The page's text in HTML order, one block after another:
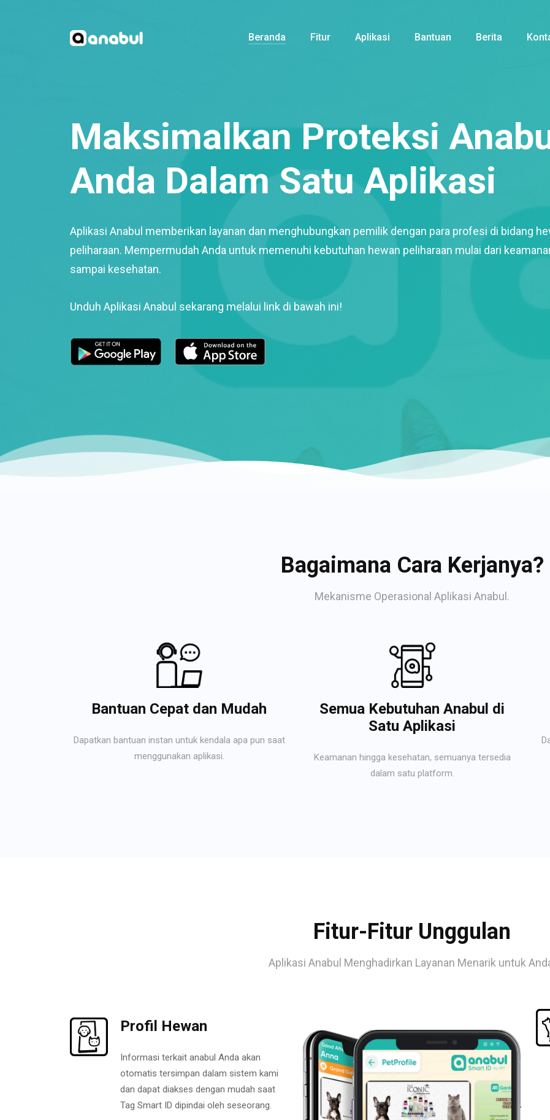
Beranda Fitur Aplikasi Bantuan Berita
Maksimalkan Proteksi
Anda Dalam Satu Aplikasi
Aplikasi Anabul memberikan layanan dan menghubungkan pemilik dengan para profesi di bidang
peliharaan. Mempermudah Anda untuk memenuhi kebutuhan hewan peliharaan mulai dari
sampai kesehatan.
Unduh Aplikasi Anabul sekarang melalui link di bawah ini!
Bagaimana Cara Kerjanya?
Mekanisme Operasional Aplikasi Anabul.
Bantuan Cepat dan Mudah
Dapatkan bantuan instan untuk kendala apa pun saat
menggunakan aplikasi.
Semua Kebutuhan Anabul di
Satu Aplikasi
Keamanan hingga kesehatan, semuanya tersedia
dalam satu platform.
Fitur-Fitur Unggulan
Aplikasi Anabul Menghadirkan Layanan Menarik untuk
Profil Hewan
Informasi terkait anabul Anda akan
otomatis tersimpan dalam sistem kami
dan dapat diakses dengan mudah saat
Tag Smart ID dipindai oleh seseorang.